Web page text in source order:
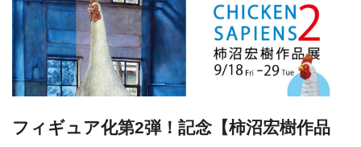
フィギュア化第2弾！記念【柿沼宏樹作品